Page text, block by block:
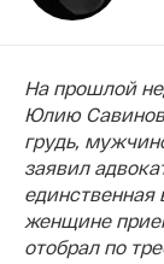
На прошлой
Юлию
грудь,
заявил
единственная
женщине
отобрал по